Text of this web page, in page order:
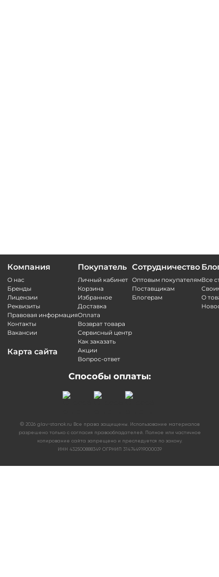
Компания
О нас
Бренды
Лицензии
Реквизиты
Правовая информация
Контакты
Вакансии
Карта сайта
Покупатель
Личный кабинет
Корзина
Избранное
Доставка
Оплата
Возврат товара
Сервисный центр
Как заказать
Акции
Вопрос-ответ
Сотрудничество
Оптовым покупателям
Поставщикам
Блогерам
Все
О
Способы оплаты:
© 2026glav-stanok.ru Все права защищены. Использование материалов
разрешено только с согласия правообладателей. Полное или частичное
копирование сайта запрещено и преследуется по закону.
ИНН 432500888349 ОГРНИП 314744919000039